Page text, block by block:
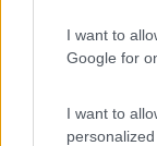
I want to
Google for
I want to
personalized